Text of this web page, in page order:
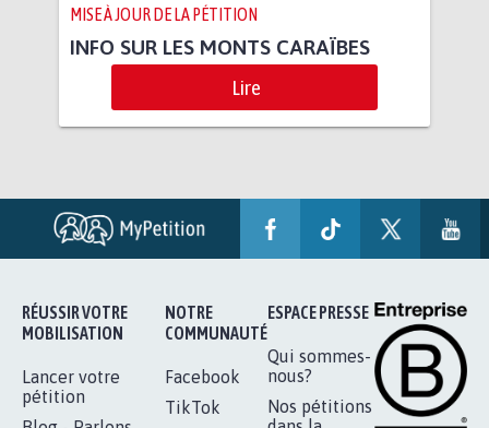
MISE À JOUR DE LA PÉTITION
INFO SUR LES MONTS CARAÏBES
Lire
RÉUSSIR VOTRE
MOBILISATION
Lancer votre
pétition
NOTRE
COMMUNAUTÉ
Facebook
TikTok
ESPACE PRESSE
Qui sommes-
nous?
Nos pétitions